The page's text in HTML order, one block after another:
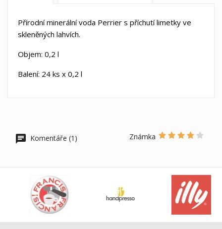
Přírodní minerální voda Perrier s příchutí limetky ve
skleněných lahvích.
Objem: 0,2 l
Balení: 24 ks x 0,2 l
Komentáře (1) Známka